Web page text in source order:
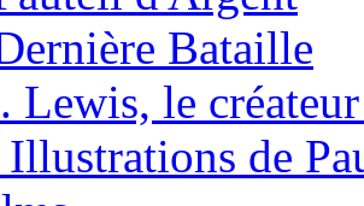
Bataille
Lewis, le
Illustrations de